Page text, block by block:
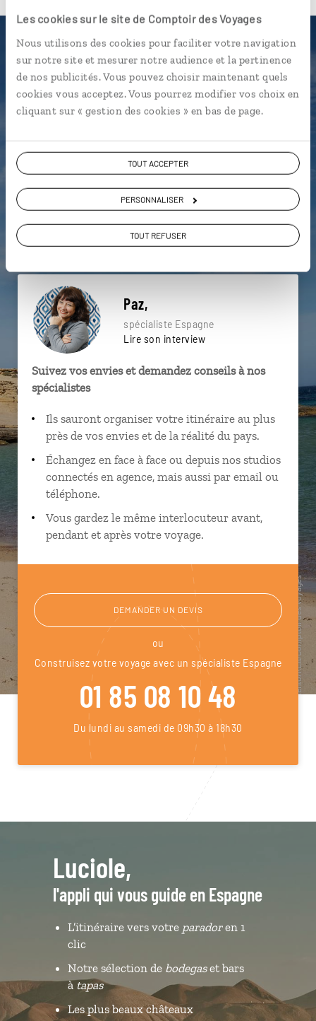
Les cookies sur le site de Comptoir des Voyages
Nous utilisons des cookies pour faciliter votre navigation
sur notre site et mesurer notre audience et la pertinence
de nos publicités. Vous pouvez choisir maintenant quels
cookies vous acceptez. Vous pourrez modifier vos choix en
cliquant sur « gestion des cookies » en bas de page.
TOUT ACCEPTER
PERSONNALISER
TOUT REFUSER
Une envie de voyage
particulière ?
La Giralda Río Guadalquivir Flamenco
Alhambra Baeza Cordoue
Costa del Sol
Palais de l'Alcazar
Paz,
spécialiste Espagne
Lire son interview
Suivez vos envies et demandez conseils à nos
spécialistes
Ils sauront organiser votre itinéraire au plus
près de vos envies et de la réalité du pays.
Échangez en face à face ou depuis nos studios
connectés en agence, mais aussi par email ou
téléphone.
Vous gardez le même interlocuteur avant,
pendant et après votre voyage.
DEMANDER UN DEVIS
ou
Construisez votre voyage avec un spécialiste Espagne
01 85 08 10 48
Du lundi au samedi de 09h30 à 18h30
Luciole,
l'appli qui vous guide en Espagne
L’itinéraire vers votre paradoren 1
clic
Notre sélection de bodegaset bars
àtapas
Les plus beaux châteaux